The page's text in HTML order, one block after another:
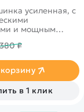
усиленная, с
и мощным
Hobby 10 и
₽
в 1 клик